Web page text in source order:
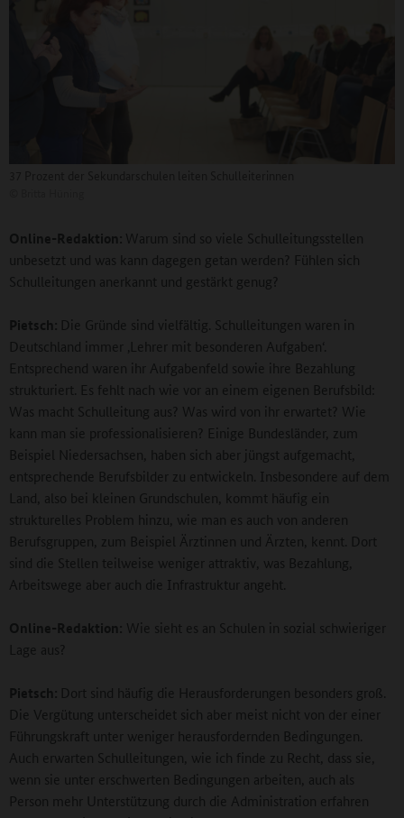
Online-Redaktion: Warum sind so viele Schulleitungsstellen
unbesetzt und was kann dagegen getan werden? Fühlen sich
Schulleitungen anerkannt und gestärkt genug?
Pietsch: Die Gründe sind vielfältig. Schulleitungen waren in
Deutschland immer ‚Lehrer mit besonderen Aufgaben‘.
Entsprechend waren ihr Aufgabenfeld sowie ihre Bezahlung
strukturiert. Es fehlt nach wie vor an einem eigenen Berufsbild:
Was macht Schulleitung aus? Was wird von ihr erwartet? Wie
kann man sie professionalisieren? Einige Bundesländer, zum
Beispiel Niedersachsen, haben sich aber jüngst aufgemacht,
entsprechende Berufsbilder zu entwickeln. Insbesondere auf dem
Land, also bei kleinen Grundschulen, kommt häufig ein
strukturelles Problem hinzu, wie man es auch von anderen
Berufsgruppen, zum Beispiel Ärztinnen und Ärzten, kennt. Dort
sind die Stellen teilweise weniger attraktiv, was Bezahlung,
Arbeitswege aber auch die Infrastruktur angeht.
Online-Redaktion: Wie sieht es an Schulen in sozial schwieriger
Lage aus?
Pietsch: Dort sind häufig die Herausforderungen besonders groß.
Die Vergütung unterscheidet sich aber meist nicht von der einer
Führungskraft unter weniger herausfordernden Bedingungen.
Auch erwarten Schulleitungen, wie ich finde zu Recht, dass sie,
wenn sie unter erschwerten Bedingungen arbeiten, auch als
Person mehr Unterstützung durch die Administration erfahren